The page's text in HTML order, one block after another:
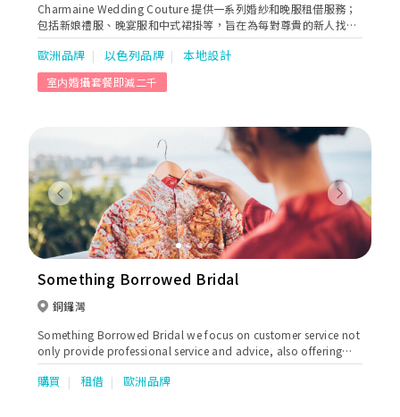
Charmaine Wedding Couture 提供一系列婚紗和晚服租借服務；
包括新娘禮服、晚宴服和中式裙掛等，旨在為每對尊貴的新人找到
他們夢寐以求的婚紗和禮服。我們的婚紗來自全球多款國際追捧的
11個婚紗品牌包括，例如Aire Barcelona、Anna Sposa、Tanya
Grig及Nicole Spose等和自家品牌“Charmaine Brand”。除了租
衫服務外、我們還提供新娘化妝和髮型設計、Pre-wedding服務、
歐洲品牌 以色列品牌 本地設計
室内婚攝套餐即減二千
Previous Next
Something Borrowed Bridal
銅鑼灣
Something Borrowed Bridal we focus on customer service not
only provide professional service and advice, also offering
high quality material bridal gown. We provide custom made
and rental service to our B2B which including Wedding Gown,
購買 租借 歐洲品牌